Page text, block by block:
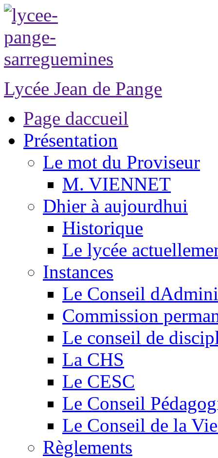
Lycée Jean de Pange
Page daccueil
Présentation
Le mot du Proviseur
M. VIENNET
Dhier à aujourdhui
Historique
Le lycée
Instances
Le Conseil
Commission
Le conseil de
La CHS
Le CESC
Le Conseil
Le Conseil de la
Règlements